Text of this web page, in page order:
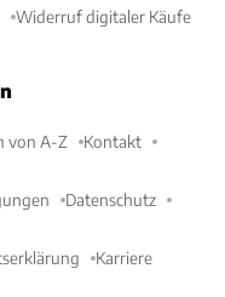
Widerruf digitaler Käufe
von A-Z Kontakt
Datenschutz
Karriere